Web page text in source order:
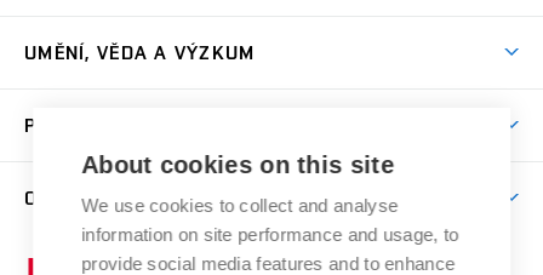
Přijímačky
Dny otevřených dveří
Přípravné kurzy
Studium bez bariér
Katedra teorií a dějin umění
Kabinety a dílny
Časový plán studia
Studijní předpisy a formuláře
Studium a stáže v zahraničí
Rezidenční pobyty
UMĚNÍ, VĚDA A VÝZKUM
Publikační činnost
Projekty
PRO VEŘEJNOST
Letní školy a semestrální kurzy
Nakladatelská a vydavatelská činnost
Research Catalogue
O FAKULTĚ
Aktuality
About cookies on this site
We use cookies to collect and analyse
information on site performance and usage, to
provide social media features and to enhance